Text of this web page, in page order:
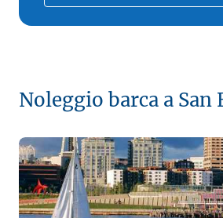
Noleggio barca a San